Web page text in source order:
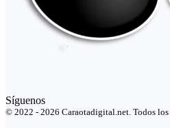
Síguenos
© 2022 - 2026 Caraotadigital.net. Todos los